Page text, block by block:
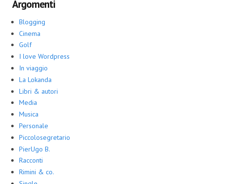
Argomenti
Blogging
Cinema
Golf
I love Wordpress
In viaggio
La Lokanda
Libri & autori
Media
Musica
Personale
Piccolosegretario
PierUgo B.
Racconti
Rimini & co.